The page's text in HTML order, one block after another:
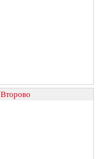
Второво